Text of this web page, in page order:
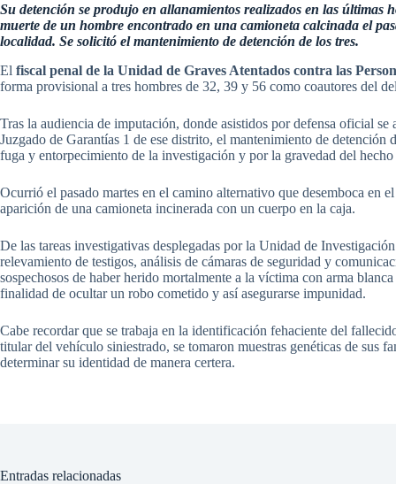
Su detención se produjo en allanamientos realizados en las
muerte de un hombre encontrado en una camioneta calcinada el
localidad. Se solicitó el mantenimiento de detención de los tres.
El fiscal penal de la Unidad de Graves Atentados contra las
forma provisional a tres hombres de 32, 39 y 56 como coautores del
Tras la audiencia de imputación, donde asistidos por defensa oficial
Juzgado de Garantías 1 de ese distrito, el mantenimiento de detención
fuga y entorpecimiento de la investigación y por la gravedad del
Ocurrió el pasado martes en el camino alternativo que desemboca en
aparición de una camioneta incinerada con un cuerpo en la caja.
De las tareas investigativas desplegadas por la Unidad de
relevamiento de testigos, análisis de cámaras de seguridad y
sospechosos de haber herido mortalmente a la víctima con arma
finalidad de ocultar un robo cometido y así asegurarse impunidad.
Cabe recordar que se trabaja en la identificación fehaciente del
titular del vehículo siniestrado, se tomaron muestras genéticas de sus
determinar su identidad de manera certera.
Entradas relacionadas